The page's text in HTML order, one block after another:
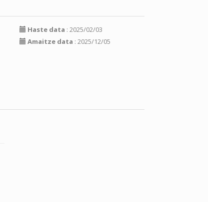
Haste data : 2025/02/03
Amaitze data : 2025/12/05